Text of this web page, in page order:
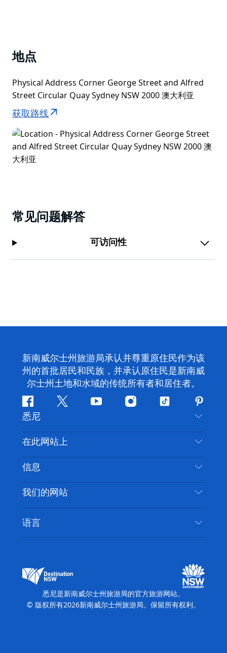
地点
Physical Address Corner George Street and Alfred
Street Circular Quay Sydney NSW 2000 澳大利亚
获取路线
常见问题解答
可访问性
新南威尔士州旅游局承认并尊重原住民作为该
州的首批居民和民族，并承认原住民是新南威
尔士州土地和水域的传统所有者和居住者。
Facebook叽
喳
喳
YouTubeInstagram
抖
悉尼
联系我们
免责声明
隐私
Cookie 通知
在此网站上
目的地
推荐活动
新南威尔士州公路旅行
活动
住宿
信息
旅行信息
无障碍悉尼
列出您的业务
我们的网站
新南威尔士州旅游局媒体中心
缤纷悉尼灯光音乐节
语言
悉尼是新南威尔士州旅游局的官方旅游网站。
© 版权所有2026新南威尔士州旅游局。保留所有权利。